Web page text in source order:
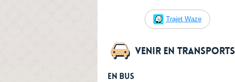
Trajet Waze
Venir en transports
En bus